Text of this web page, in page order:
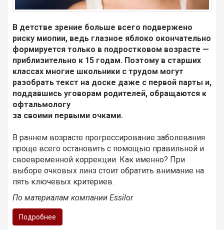
В детстве зрение больше всего подвержено
риску миопии, ведь глазное яблоко окончательно
формируется только в подростковом возрасте —
приблизительно к 15 годам. Поэтому в старших
классах многие школьники с трудом могут
разобрать текст на доске даже с первой парты и,
поддавшись уговорам родителей, обращаются к
офтальмологу
за своими первыми очками.
В раннем возрасте прогрессирование заболевания
проще всего остановить с помощью правильной и
своевременной коррекции. Как именно? При
выборе очковых линз стоит обратить внимание на
пять ключевых критериев.
По материалам компании Essilor
Подробнее